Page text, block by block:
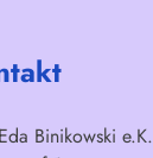
Binikowski e.K.